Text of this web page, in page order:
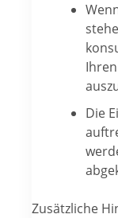
Die
Zusätzliche